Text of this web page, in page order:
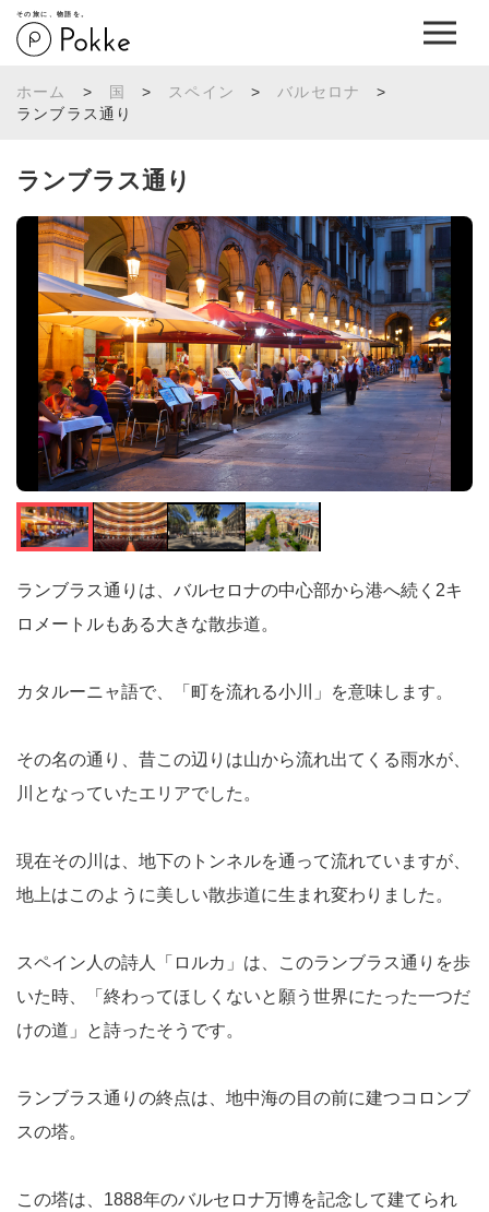
その旅に、物語を。
ホーム > 国 > スペイン > バルセロナ
>
ランブラス通り
ランブラス通り
ランブラス通りは、バルセロナの中心部から港へ続く2キ
ロメートルもある大きな散歩道。
カタルーニャ語で、「町を流れる小川」を意味します。
その名の通り、昔この辺りは山から流れ出てくる雨水が、
川となっていたエリアでした。
現在その川は、地下のトンネルを通って流れていますが、
地上はこのように美しい散歩道に生まれ変わりました。
スペイン人の詩人「ロルカ」は、このランブラス通りを歩
いた時、「終わってほしくないと願う世界にたった一つだ
けの道」と詩ったそうです。
ランブラス通りの終点は、地中海の目の前に建つコロンブ
スの塔。
この塔は、1888年のバルセロナ万博を記念して建てられ